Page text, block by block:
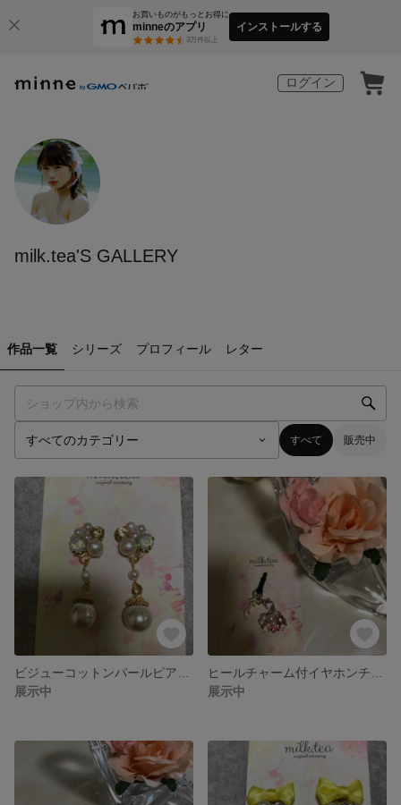
お買いものがもっとお得に
minneのアプリ
3万件以上
インストールする
ログイン
milk.tea'S GALLERY
作品一覧 シリーズ プロフィール レター
すべて 販売中
展示中
展示中